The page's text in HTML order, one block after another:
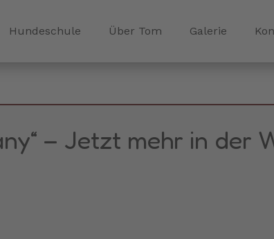
Hundeschule Über Tom Galerie
– Jetzt mehr in der